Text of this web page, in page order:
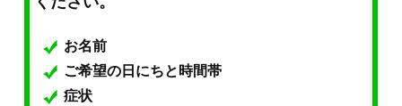
お名前
ご希望の日にちと時間帯
症状